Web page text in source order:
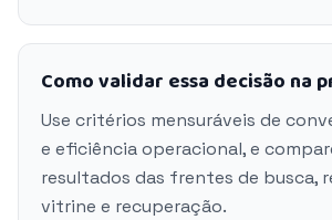
Como validar essa decisão na
Use critérios mensuráveis de
e eficiência operacional, e
resultados das frentes de busca,
vitrine e recuperação.